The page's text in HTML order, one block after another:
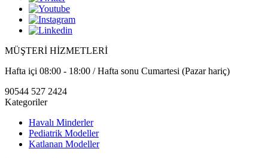
MÜŞTERİ HİZMETLERİ
Hafta içi 08:00 - 18:00 / Hafta sonu Cumartesi (Pazar hariç)
90544 527 2424
Kategoriler
Havalı Minderler
Pediatrik Modeller
Katlanan Modeller